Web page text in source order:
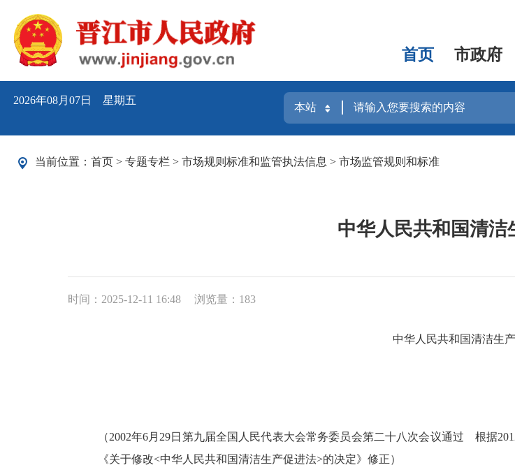
首页 市政府
2026年08月07日 星期五
当前位置： 首页 > 专题专栏 > 市场规则标准和监管执法信息 > 市场监管规则和标准
中华人民共和国清洁
时间：2025-12-11 16:48 浏览量： 183
中华人民共和国清洁生
（2002年6月29日第九届全国人民代表大会常务委员会第二十八次会议通过 根据
《关于修改<中华人民共和国清洁生产促进法>的决定》修正）